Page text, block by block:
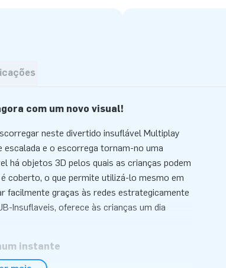
com um novo visual!
neste divertido insuflável Multiplay
escalada e o escorrega tornam-no uma
há objetos 3D pelos quais as crianças podem
coberto, o que permite utilizá-lo mesmo em
facilmente graças às redes estrategicamente
Insuflaveis, oferece às crianças um dia
instante